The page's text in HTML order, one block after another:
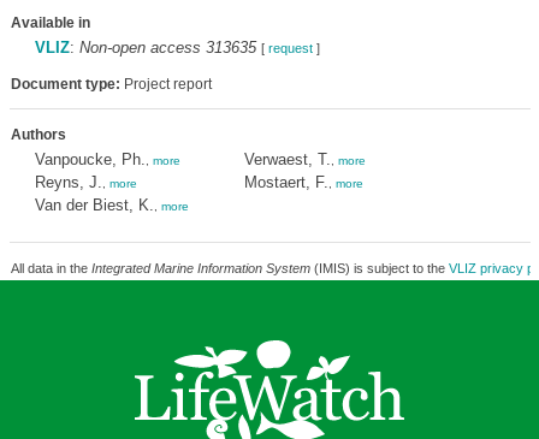
Available in
VLIZ: Non-open access 313635 [ request]
Document type: Project report
Authors
Vanpoucke, Ph. more
Reyns, J. more
Van der Biest, K. more
Verwaest, T. more
Mostaert, F. more
All data in the Integrated Marine Information System(IMIS) is subject to the VLIZ privacy